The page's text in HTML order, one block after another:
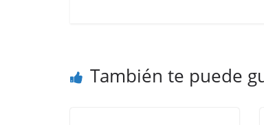
También te puede